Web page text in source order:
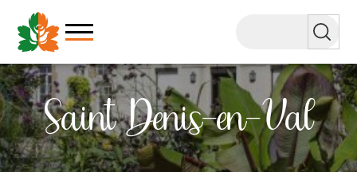
contenu
Saint Denis-en-Val